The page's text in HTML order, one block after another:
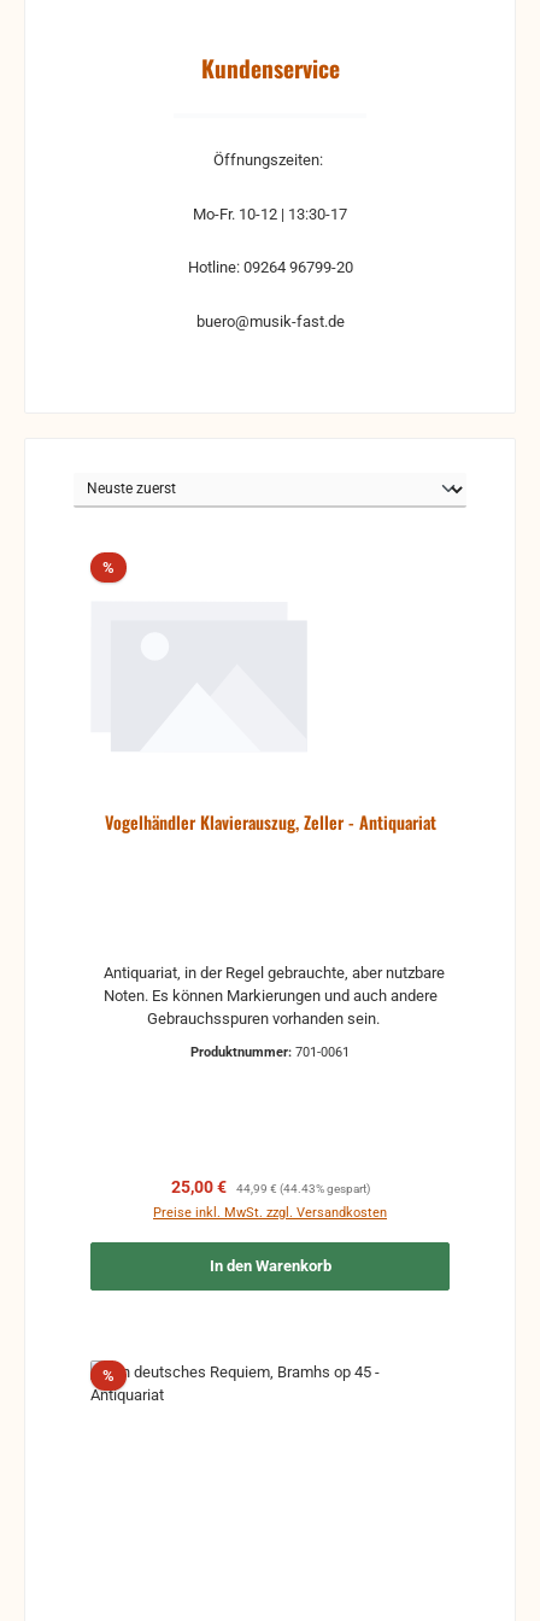
Kundenservice
Öffnungszeiten:
Mo-Fr. 10-12 | 13:30-17
Hotline: 09264 96799-20
buero@musik-fast.de
%Rabatt
Vogelhändler Klavierauszug, Zeller - Antiquariat
Noten. Es können Markierungen und auch andere
Produktnummer: 701-0061
Verkaufspreis:
25,00 € Regulärer Preis:
44,99 € (44.43% gespart)
Preise inkl. MwSt. zzgl. Versandkosten
In den Warenkorb
%Rabatt